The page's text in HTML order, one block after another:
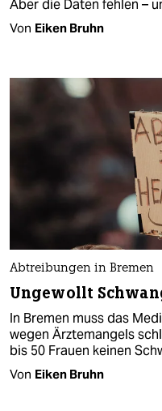
Aber die Daten fehlen –
Von Eiken Bruhn
Abtreibungen in Bremen
Ungewollt
In Bremen muss das
wegen Ärztemangels
bis 50 Frauen keinen
Von Eiken Bruhn